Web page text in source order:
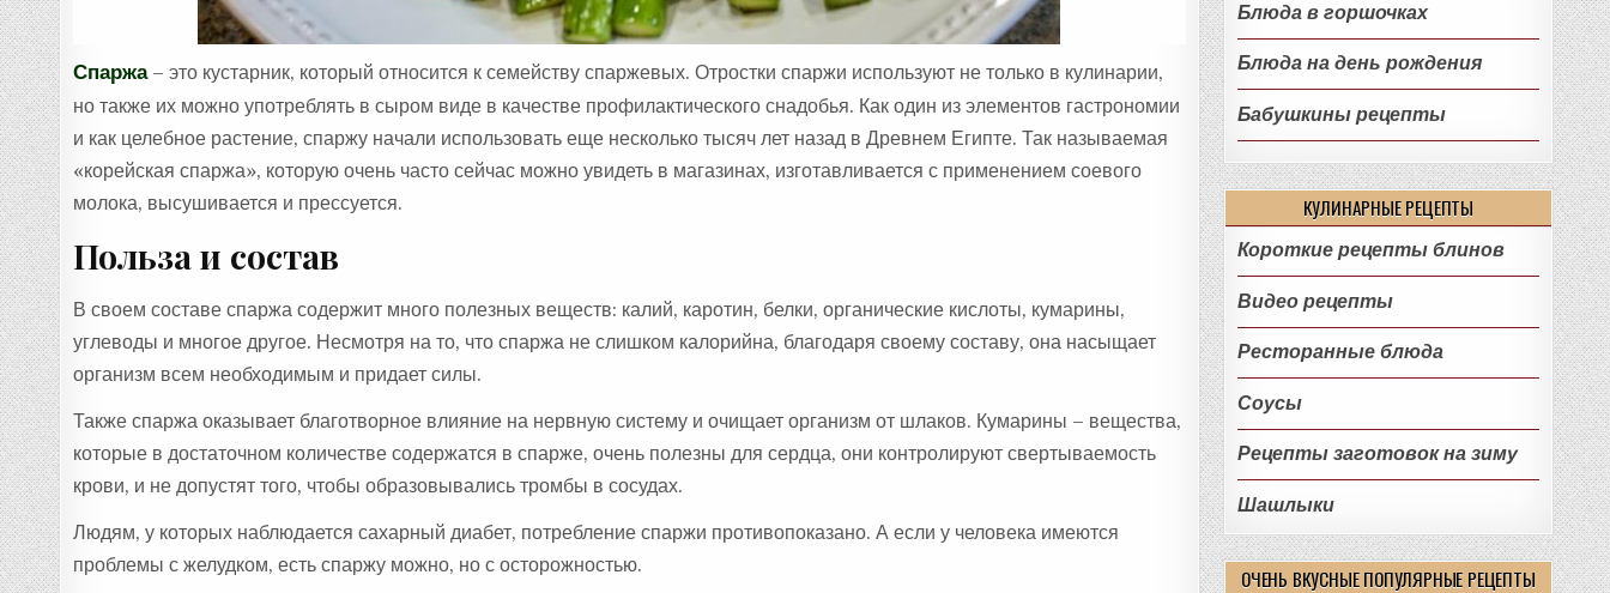
Спаржа– это кустарник, который относится к семейству спаржевых. Отростки спаржи используют не только в кулинарии,
но также их можно употреблять в сыром виде в качестве профилактического снадобья. Как один из элементов гастрономии
и как целебное растение, спаржу начали использовать еще несколько тысяч лет назад в Древнем Египте. Так называемая
«корейская спаржа», которую очень часто сейчас можно увидеть в магазинах, изготавливается с применением соевого
молока, высушивается и прессуется.
Польза и состав
В своем составе спаржа содержит много полезных веществ: калий, каротин, белки, органические кислоты, кумарины,
углеводы и многое другое. Несмотря на то, что спаржа не слишком калорийна, благодаря своему составу, она насыщает
организм всем необходимым и придает силы.
Также спаржа оказывает благотворное влияние на нервную систему и очищает организм от шлаков. Кумарины – вещества,
которые в достаточном количестве содержатся в спарже, очень полезны для сердца, они контролируют свертываемость
крови, и не допустят того, чтобы образовывались тромбы в сосудах.
Людям, у которых наблюдается сахарный диабет, потребление спаржи противопоказано. А если у человека имеются
проблемы с желудком, есть спаржу можно, но с осторожностью.
Блюда в горшочках
Блюда на день рождения
Бабушкины рецепты
КУЛИНАРНЫЕ РЕЦЕПТЫ
Короткие рецепты блинов
Видео рецепты
Ресторанные блюда
Соусы
Рецепты заготовок на зиму
Шашлыки
ОЧЕНЬ ВКУСНЫЕ ПОПУЛЯРНЫЕ РЕЦЕПТЫ